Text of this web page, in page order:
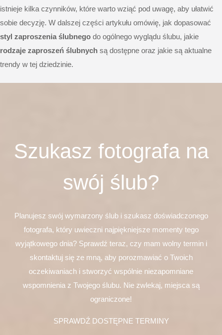
istnieje kilka czynników, które warto wziąć pod uwagę, aby ułatwić
sobie decyzję. W dalszej części artykułu omówię, jak dopasować
styl zaproszenia ślubnego do ogólnego wyglądu ślubu, jakie
rodzaje zaproszeń ślubnych są dostępne oraz jakie są aktualne
trendy w tej dziedzinie.
Szukasz fotografa na
swój ślub?
Planujesz swój wymarzony ślub i szukasz doświadczonego
fotografa, który uwieczni najpiękniejsze momenty tego
wyjątkowego dnia? Sprawdź teraz, czy mam wolny termin i
skontaktuj się ze mną, aby porozmawiać o Twoich
oczekiwaniach i stworzyć wspólnie niezapomniane
wspomnienia z Twojego ślubu. Nie zwlekaj, miejsca są
ograniczone!
SPRAWDŹ DOSTĘPNE TERMINY